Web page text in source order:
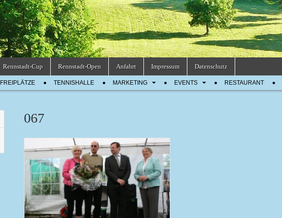
Rennstadt-Cup Rennstadt-Open Anfahrt Impressum Datenschutz
FREIPLÄTZE TENNISHALLE MARKETING EVENTS RESTAURANT
067